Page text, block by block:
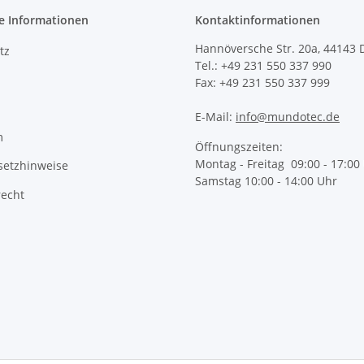
Informationen
Kontaktinformationen
Hannöversche Str. 20a, 44143
Tel.: +49 231 550 337 990
Fax: +49 231 550 337 999
E-Mail: info@mundotec.de
Öffnungszeiten:
Montag - Freitag 09:00 - 17:00
Samstag 10:00 - 14:00 Uhr